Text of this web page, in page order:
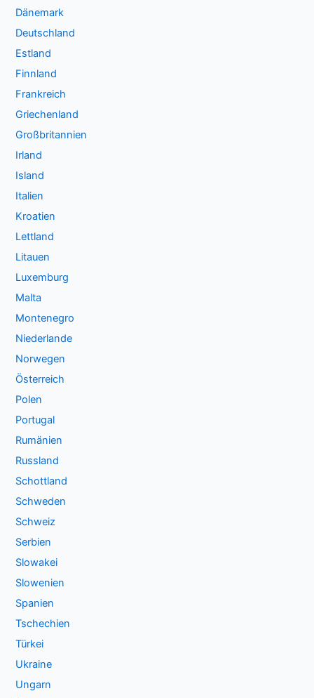
Dänemark
Deutschland
Estland
Finnland
Frankreich
Griechenland
Großbritannien
Irland
Island
Italien
Kroatien
Lettland
Litauen
Luxemburg
Malta
Montenegro
Niederlande
Norwegen
Österreich
Polen
Portugal
Rumänien
Russland
Schottland
Schweden
Schweiz
Serbien
Slowakei
Slowenien
Spanien
Tschechien
Türkei
Ukraine
Ungarn